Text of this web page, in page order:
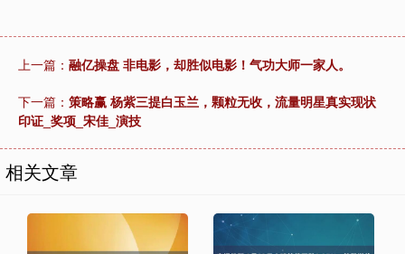
上一篇： 融亿操盘 非电影，却胜似电影！气功大师一家人。
下一篇： 策略赢 杨紫三提白玉兰，颗粒无收，流量明星真实现状
印证_奖项_宋佳_演技
相关文章